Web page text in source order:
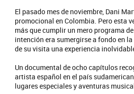
El pasado mes de noviembre, Dani
promocional en Colombia. Pero esta
más que cumplir un mero programa
intención era sumergirse a fondo en
de su visita una experiencia
Un documental de ocho capítulos
artista español en el país
lugares especiales y aventuras